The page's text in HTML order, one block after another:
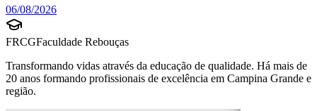
06/08/2026
FRCGFaculdade Rebouças
Transformando vidas através da educação de qualidade. Há mais de
20 anos formando profissionais de excelência em Campina Grande e
região.